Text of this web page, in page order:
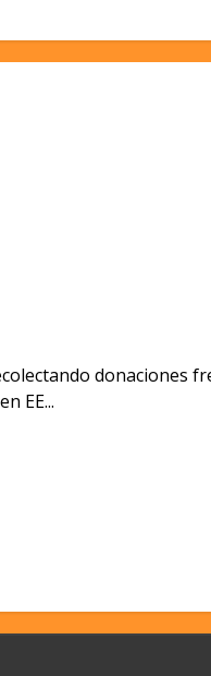
donaciones
EE...